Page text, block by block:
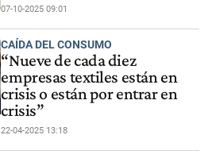
07-10-2025 09:01
CAÍDA DEL CONSUMO
“Nueve de cada diez
empresas textiles están en
crisis o están por entrar en
crisis”
22-04-2025 13:18